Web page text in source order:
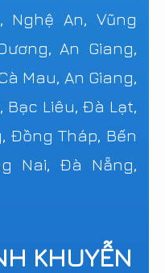
Nghệ An, Vũng
An Giang,
Mau, An Giang,
Bạc Liêu, Đà Lạt,
Đồng Tháp, Bến
Nai, Đà Nẵng,
KHUYỄN